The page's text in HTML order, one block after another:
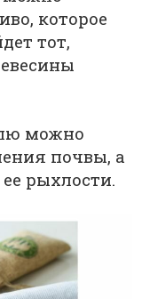
которое
тот,
можно
почвы, а
рыхлости.